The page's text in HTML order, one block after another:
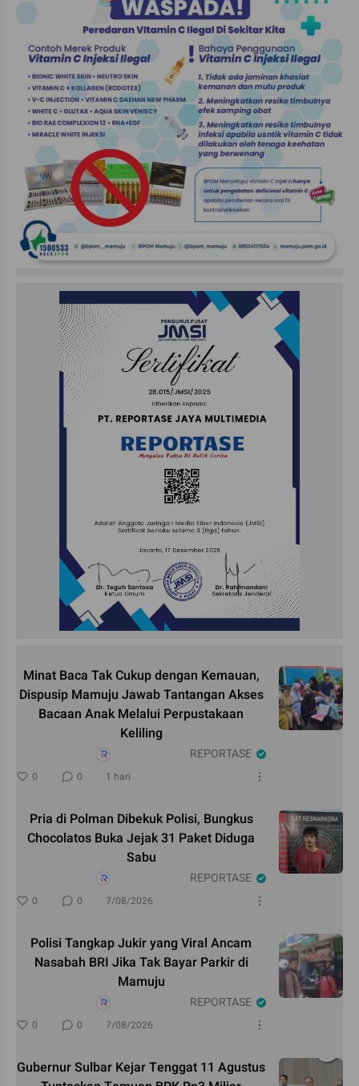
Minat Baca Tak Cukup dengan Kemauan,
Dispusip Mamuju Jawab Tantangan Akses
Bacaan Anak Melalui Perpustakaan
Keliling
REPORTASE
0 0 1 hari
Pria di Polman Dibekuk Polisi, Bungkus
Chocolatos Buka Jejak 31 Paket Diduga
Sabu
REPORTASE
0 0 7/08/2026
Polisi Tangkap Jukir yang Viral Ancam
Nasabah BRI Jika Tak Bayar Parkir di
Mamuju
REPORTASE
0 0 7/08/2026
Gubernur Sulbar Kejar Tenggat 11 Agustus